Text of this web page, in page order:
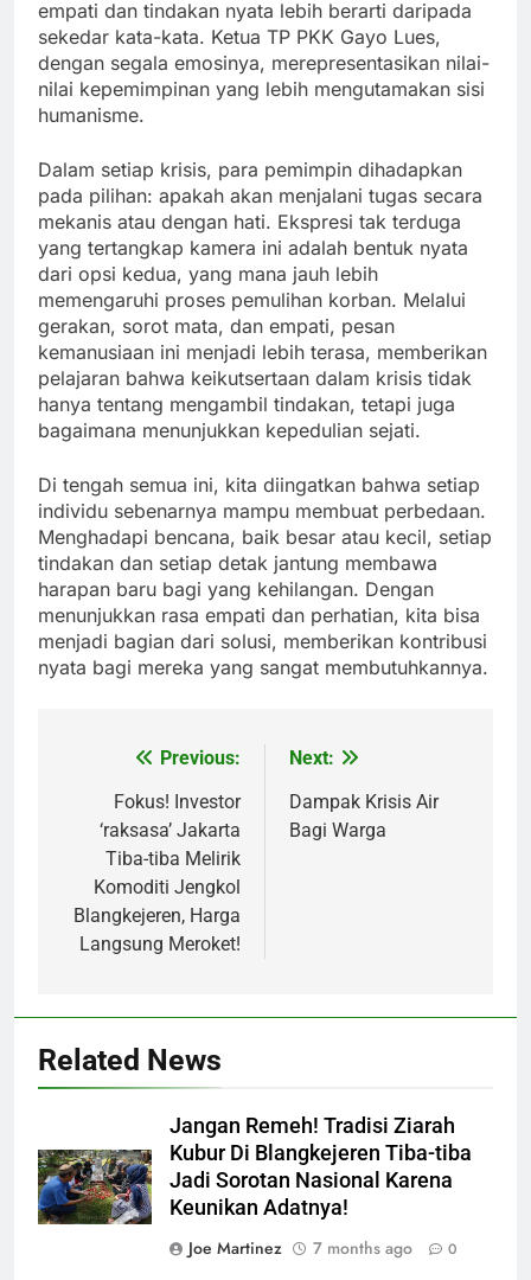
empati dan tindakan nyata lebih berarti daripada
sekedar kata-kata. Ketua TP PKK Gayo Lues,
dengan segala emosinya, merepresentasikan nilai-
nilai kepemimpinan yang lebih mengutamakan sisi
humanisme.
Dalam setiap krisis, para pemimpin dihadapkan
pada pilihan: apakah akan menjalani tugas secara
mekanis atau dengan hati. Ekspresi tak terduga
yang tertangkap kamera ini adalah bentuk nyata
dari opsi kedua, yang mana jauh lebih
memengaruhi proses pemulihan korban. Melalui
gerakan, sorot mata, dan empati, pesan
kemanusiaan ini menjadi lebih terasa, memberikan
pelajaran bahwa keikutsertaan dalam krisis tidak
hanya tentang mengambil tindakan, tetapi juga
bagaimana menunjukkan kepedulian sejati.
Di tengah semua ini, kita diingatkan bahwa setiap
individu sebenarnya mampu membuat perbedaan.
Menghadapi bencana, baik besar atau kecil, setiap
tindakan dan setiap detak jantung membawa
harapan baru bagi yang kehilangan. Dengan
menunjukkan rasa empati dan perhatian, kita bisa
menjadi bagian dari solusi, memberikan kontribusi
nyata bagi mereka yang sangat membutuhkannya.
navigation
Previous:
Fokus! Investor
‘raksasa’ Jakarta
Tiba-tiba Melirik
Komoditi Jengkol
Blangkejeren, Harga
Langsung Meroket!
Next:
Dampak Krisis Air
Bagi Warga
Related News
Jangan Remeh! Tradisi Ziarah
Kubur Di Blangkejeren Tiba-tiba
Jadi Sorotan Nasional Karena
Keunikan Adatnya!
Joe Martinez
7 months ago 0